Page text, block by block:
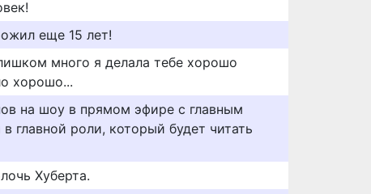
еще 15 лет!
много я делала тебе хорошо
хорошо...
на шоу в прямом эфире с главным
главной роли, который будет читать
Хуберта.